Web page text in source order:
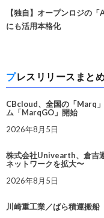
【独自】オープンロジの
にも活用本格化
プレスリリースまと
CBcloud、全国の「Marq
ム「MarqGO」開始
2026年8月5日
株式会社Univearth、倉吉
ネットワークを拡大〜
2026年8月5日
川崎重工業／ばら積運搬船